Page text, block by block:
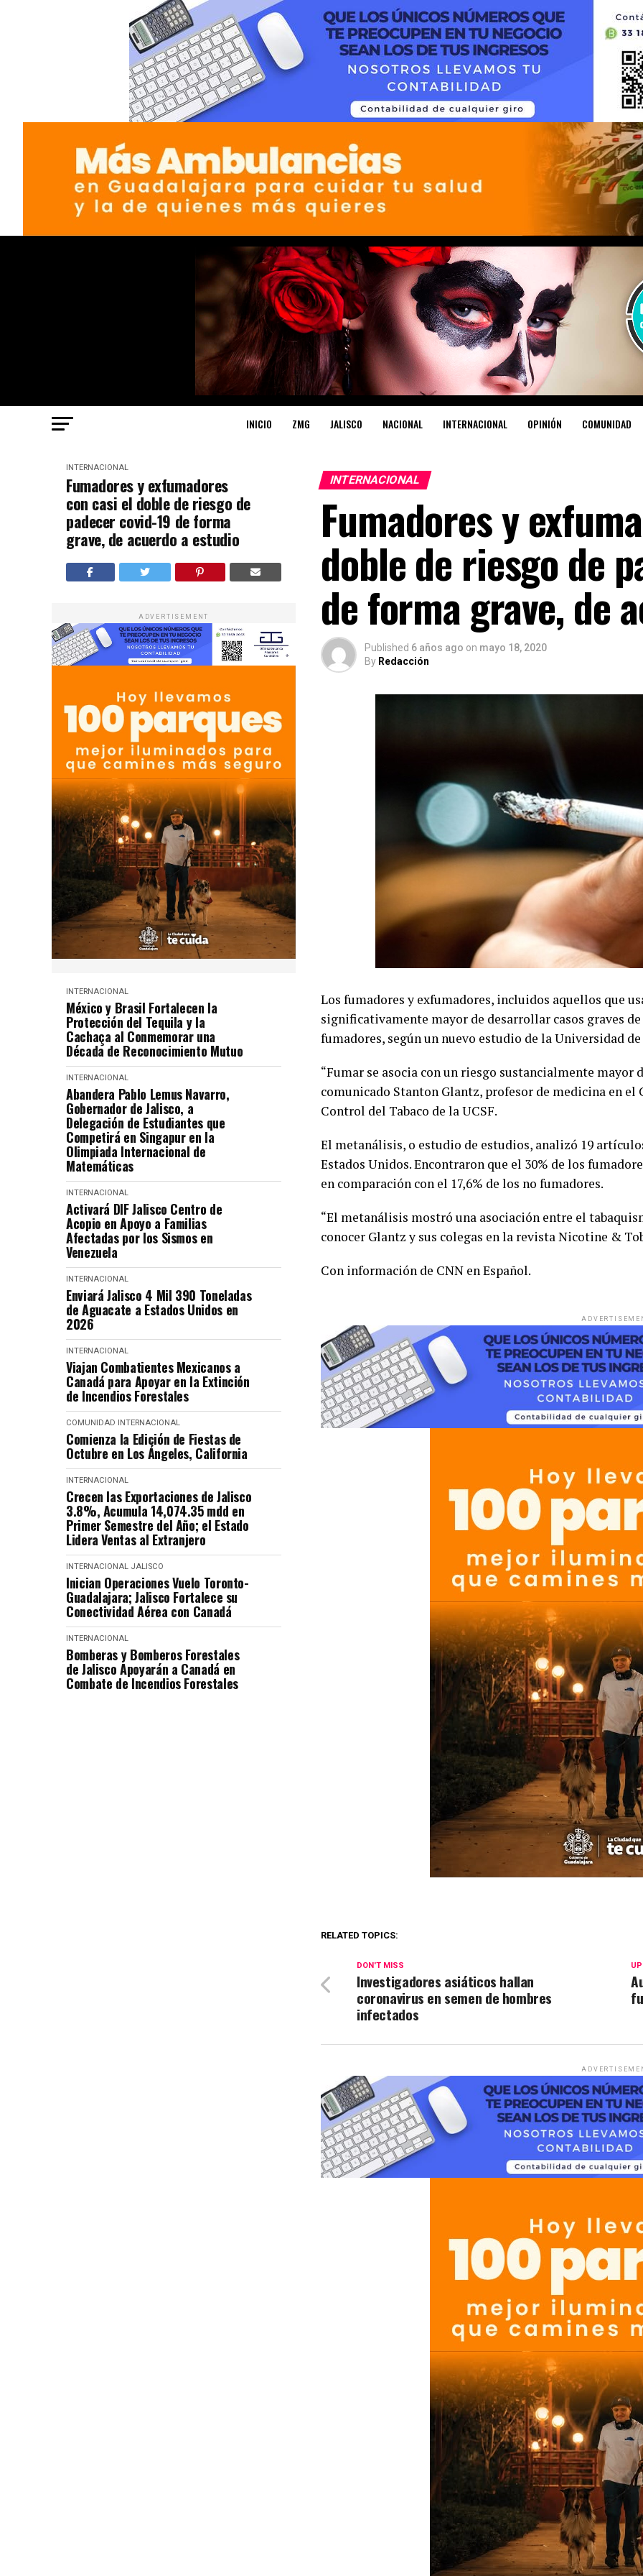
INICIO ZMG JALISCO NACIONAL INTERNACIONAL OPINIÓN COMUNIDAD
INTERNACIONAL
Fumadores y exfumadores
con casi el doble de riesgo de
padecer covid-19 de forma
grave, de acuerdo a estudio
ADVERTISEMENT
INTERNACIONAL
México y Brasil Fortalecen la
Protección del Tequila y la
Cachaça al Conmemorar una
Década de Reconocimiento Mutuo
INTERNACIONAL
Abandera Pablo Lemus Navarro,
Gobernador de Jalisco, a
Delegación de Estudiantes que
Competirá en Singapur en la
Olimpiada Internacional de
Matemáticas
INTERNACIONAL
Activará DIF Jalisco Centro de
Acopio en Apoyo a Familias
Afectadas por los Sismos en
Venezuela
INTERNACIONAL
Enviará Jalisco 4 Mil 390 Toneladas
de Aguacate a Estados Unidos en
2026
INTERNACIONAL
Viajan Combatientes Mexicanos a
Canadá para Apoyar en la Extinción
de Incendios Forestales
COMUNIDAD INTERNACIONAL
Comienza la Edición de Fiestas de
Octubre en Los Ángeles, California
INTERNACIONAL
Crecen las Exportaciones de Jalisco
3.8%, Acumula 14,074.35 mdd en
Primer Semestre del Año; el Estado
Lidera Ventas al Extranjero
INTERNACIONAL JALISCO
Inician Operaciones Vuelo Toronto-
Guadalajara; Jalisco Fortalece su
Conectividad Aérea con Canadá
INTERNACIONAL
Bomberas y Bomberos Forestales
de Jalisco Apoyarán a Canadá en
Combate de Incendios Forestales
INTERNACIONAL
Fumadores y
doble de riesgo de
de forma grave, de
Published 6 años ago on mayo 18, 2020
By Redacción
Los fumadores y exfumadores, incluidos aquellos que
significativamente mayor de desarrollar casos graves
fumadores, según un nuevo estudio de la Universidad
“Fumar se asocia con un riesgo sustancialmente mayor
comunicado Stanton Glantz, profesor de medicina en
Control del Tabaco de la UCSF.
El metanálisis, o estudio de estudios, analizó 19
Estados Unidos. Encontraron que el 30% de los
en comparación con el 17,6% de los no fumadores.
“El metanálisis mostró una asociación entre el
conocer Glantz y sus colegas en la revista Nicotine &
Con información de CNN en Español.
RELATED TOPICS:
DON'T MISS
Investigadores asiáticos hallan
coronavirus en semen de hombres
infectados